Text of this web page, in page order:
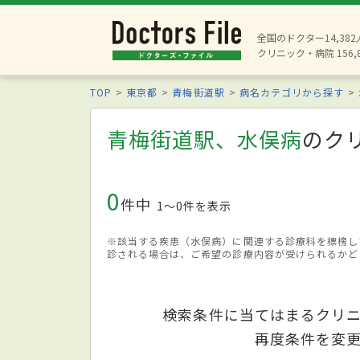
全国のドクター14,382
クリニック・病院
TOP 東京都 青梅街道駅 病名カテゴリから探す
青梅街道駅、水俣病のク
0件中 1〜0件を表示
※該当する疾患（水俣病）に関連する診療科を標榜
診される場合は、ご希望の診療内容が受けられるか
検索条件に当てはまるクリ
再度条件を変